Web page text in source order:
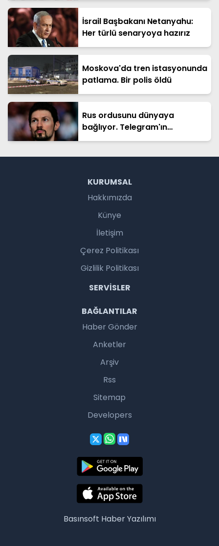
İsrail Başbakanı Netanyahu:
Her türlü senaryoya hazırız
Moskova'da tren istasyonunda
patlama. Bir polis öldü
Rus ordusunu dünyaya
bağlıyor. Telegram'ın
kurucusuna ceza soruşturması
KURUMSAL
Hakkımızda
Künye
İletişim
Çerez Politikası
Gizlilik Politikası
SERVISLER
BAĞLANTILAR
Haber Gönder
Anketler
Arşiv
Rss
Sitemap
Developers
Basınsoft Haber Yazılımı